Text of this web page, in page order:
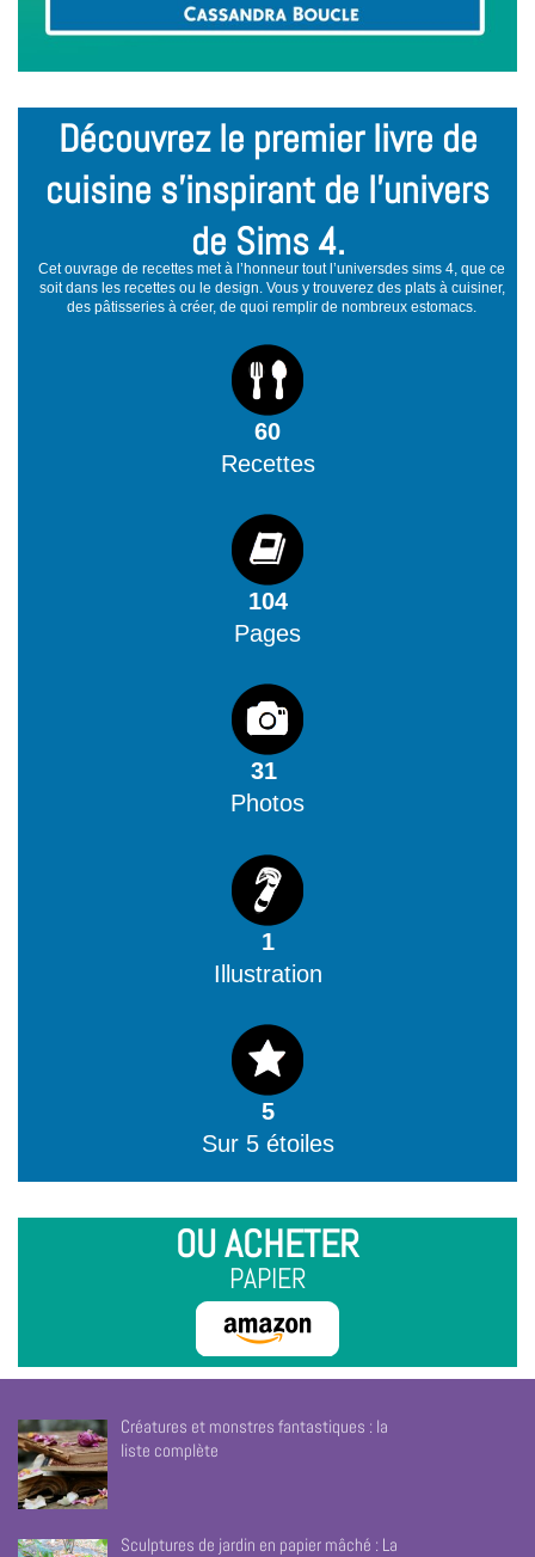
Découvrez le premier livre de
cuisine s’inspirant de l’univers
de Sims 4.
Cet ouvrage de recettes met à l’honneur tout l’universdes sims 4, que ce
soit dans les recettes ou le design. Vous y trouverez des plats à cuisiner,
des pâtisseries à créer, de quoi remplir de nombreux estomacs.
60
Recettes
104
Pages
31
Photos
1
Illustration
5
Sur 5 étoiles
OU ACHETER
PAPIER
Créatures et monstres fantastiques : la
liste complète
Sculptures de jardin en papier mâché : La